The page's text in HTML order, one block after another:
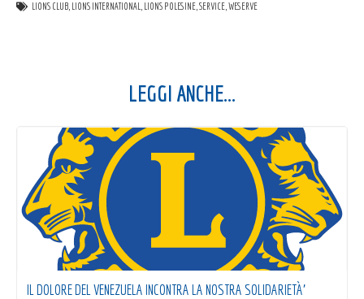
LIONS CLUB LIONS INTERNATIONAL LIONS POLESINE SERVICE WESERVE
LEGGI ANCHE...
IL DOLORE DEL VENEZUELA INCONTRA LA NOSTRA SOLIDARIETÀ’